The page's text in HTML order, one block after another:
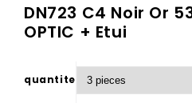
DN723 C4 Noir Or
OPTIC + Etui
quantite